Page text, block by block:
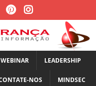
WEBINAR LEADERSHIP
NOS MINDSEC